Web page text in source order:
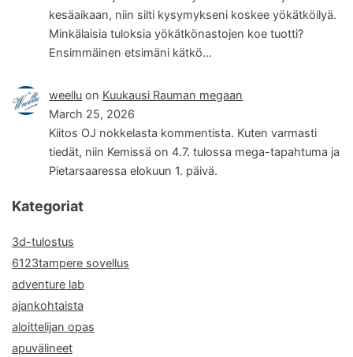
kesäaikaan, niin silti kysymykseni koskee yökätköilyä.
Minkälaisia tuloksia yökätkönastojen koe tuotti?
Ensimmäinen etsimäni kätkö…
weellu on Kuukausi Rauman megaan
March 25, 2026
Kiitos OJ nokkelasta kommentista. Kuten varmasti
tiedät, niin Kemissä on 4.7. tulossa mega-tapahtuma ja
Pietarsaaressa elokuun 1. päivä.
Kategoriat
3d-tulostus
6123tampere sovellus
adventure lab
ajankohtaista
aloittelijan opas
apuvälineet